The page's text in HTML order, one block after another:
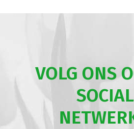
VOLG ONS